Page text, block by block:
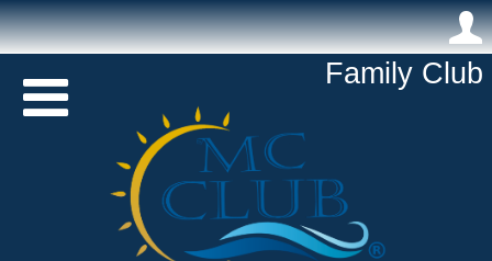
.
 Family Club